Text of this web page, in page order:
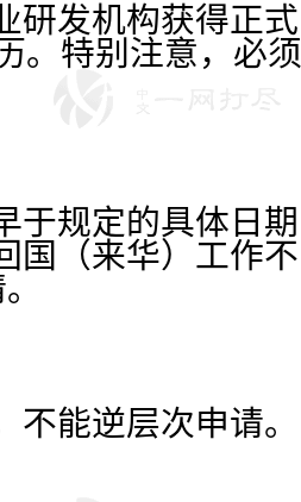
研发机构获得正式
。特别注意，必须
于规定的具体日期
国（来华）工作不
能逆层次申请。